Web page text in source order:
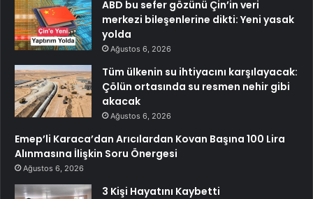
ABD bu sefer gözünü Çin’in veri
merkezi bileşenlerine dikti: Yeni yasak
yolda
Ağustos 6, 2026
Tüm ülkenin su ihtiyacını karşılayacak:
Çölün ortasında su resmen nehir gibi
akacak
Ağustos 6, 2026
Emep’li Karaca’dan Arıcılardan Kovan Başına 100 Lira
Alınmasına İlişkin Soru Önergesi
Ağustos 6, 2026
3 Kişi Hayatını Kaybetti